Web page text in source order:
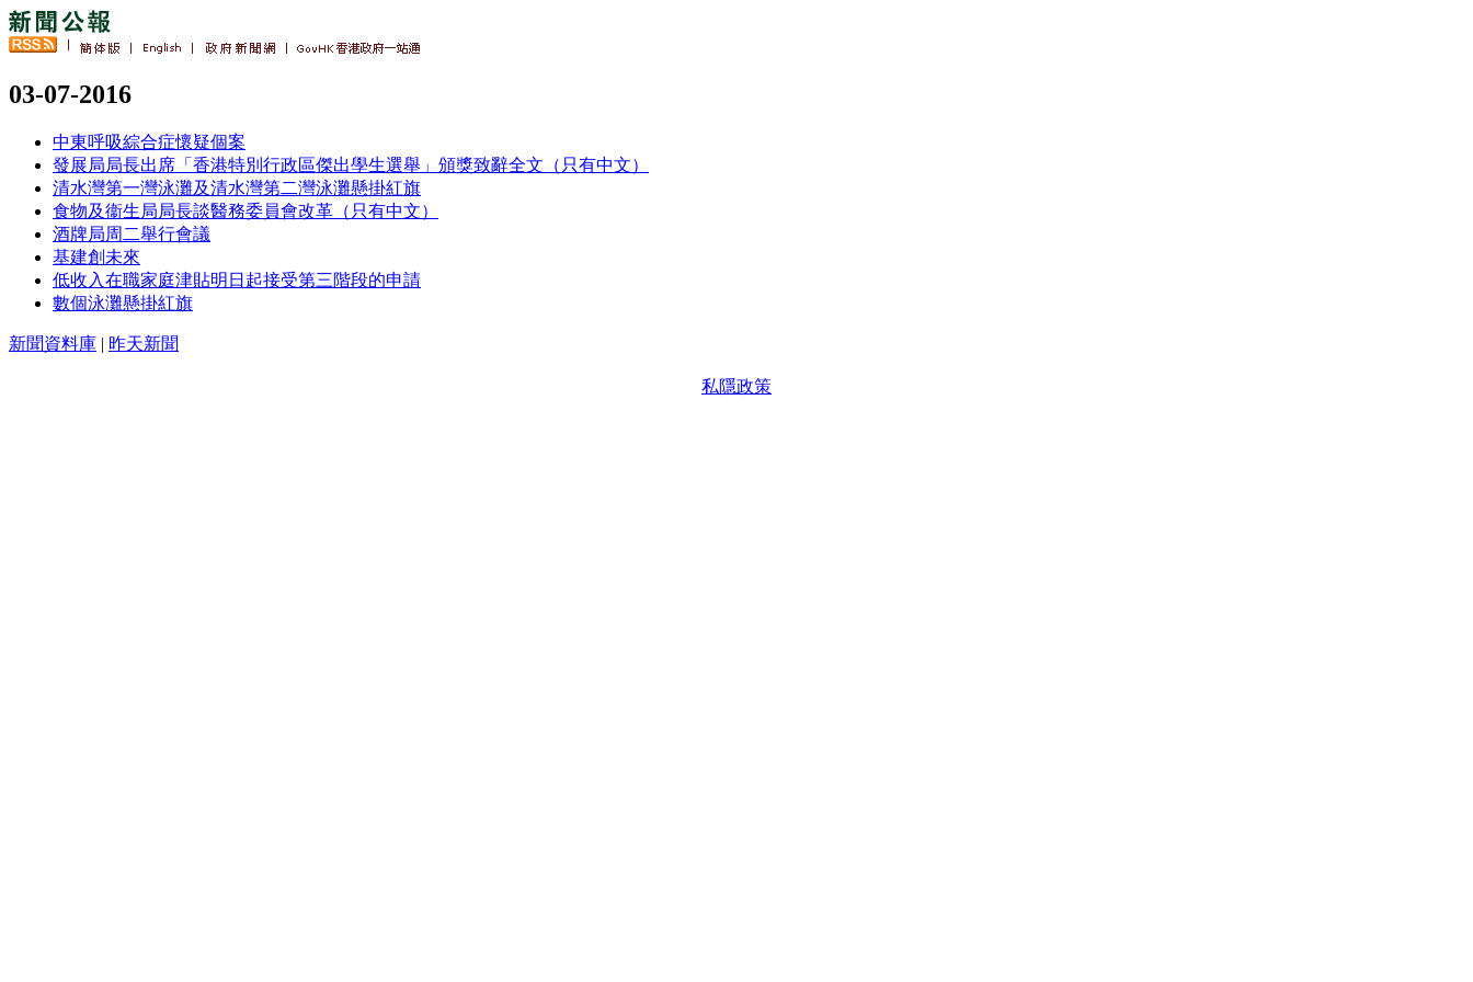
03-07-2016
中東呼吸綜合症懷疑個案
發展局局長出席「香港特別行政區傑出學生選舉」頒獎致辭全文（只有中文）
清水灣第一灣泳灘及清水灣第二灣泳灘懸掛紅旗
食物及衞生局局長談醫務委員會改革（只有中文）
酒牌局周二舉行會議
基建創未來
低收入在職家庭津貼明日起接受第三階段的申請
數個泳灘懸掛紅旗
新聞資料庫 | 昨天新聞
私隱政策